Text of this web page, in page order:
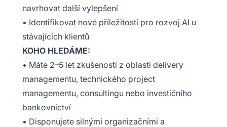
navrhovat další vylepšení
• Identifikovat nové příležitosti pro rozvoj AI u
stávajících klientů
KOHO HLEDÁME:
• Máte 2–5 let zkušeností z oblasti delivery
managementu, technického project
managementu, consultingu nebo investičního
bankovnictví
• Disponujete silnými organizačními a